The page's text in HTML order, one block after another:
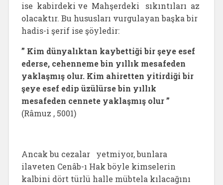
ise kabirdeki ve Mahşerdeki sıkıntıları az
olacaktır. Bu hususları vurgulayan başka bir
hadis-i şerif ise şöyledir:
” Kim dünyalıktan kaybettiği bir şeye esef
ederse, cehenneme bin yıllık mesafeden
yaklaşmış olur. Kim ahiretten yitirdiği bir
şeye esef edip üzülürse bin yıllık
mesafeden cennete yaklaşmış olur ”
(Râmuz , 5001)
Ancak bu cezalar yetmiyor, bunlara
ilaveten Cenâb-ı Hak böyle kimselerin
kalbini dört türlü halle mübtela kılacağını